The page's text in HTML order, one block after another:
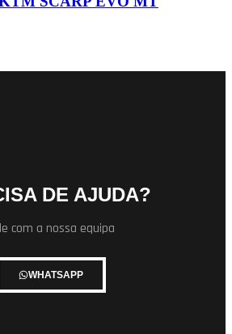
DE AJUDA?
com a nossa equipa
WHATSAPP